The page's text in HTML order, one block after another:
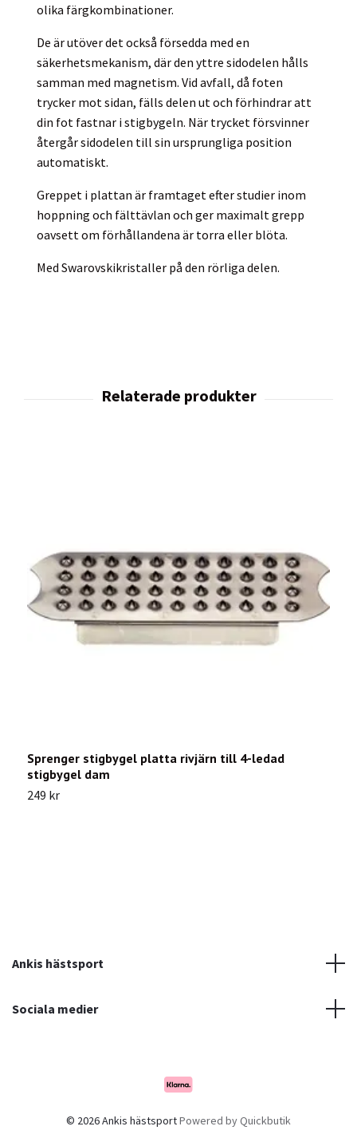
olika färgkombinationer.
De är utöver det också försedda med en
säkerhetsmekanism, där den yttre sidodelen hålls
samman med magnetism. Vid avfall, då foten
trycker mot sidan, fälls delen ut och förhindrar att
din fot fastnar i stigbygeln. När trycket försvinner
återgår sidodelen till sin ursprungliga position
automatiskt.
Greppet i plattan är framtaget efter studier inom
hoppning och fälttävlan och ger maximalt grepp
oavsett om förhållandena är torra eller blöta.
Med Swarovskikristaller på den rörliga delen.
Sprenger stigbygel platta rivjärn till 4-ledad
stigbygel dam
249 kr
Ankis hästsport
Sociala medier
© 2026 Ankis hästsportPowered by Quickbutik